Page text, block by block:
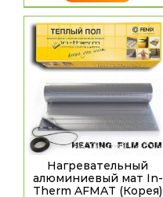
Нагревательный
алюминиевый мат In-
Therm AFMAT (Корея)